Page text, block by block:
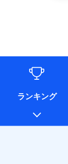
しくは委託を
た維持管理等
情報を取引のあ
るために利用
各種セミナーの
アンケートやキ
上記に係る案
* 当社が委託
のホームペー
ランキング